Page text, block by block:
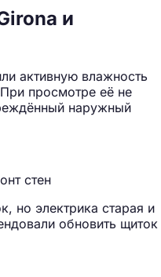
и
активную влажность
просмотре её не
наружный
стен
но электрика старая и
обновить щиток